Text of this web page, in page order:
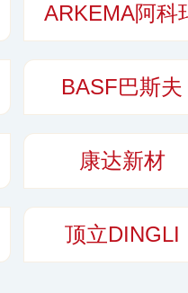
ARKEMA阿科
BASF巴斯夫
康达新材
顶立DINGLI